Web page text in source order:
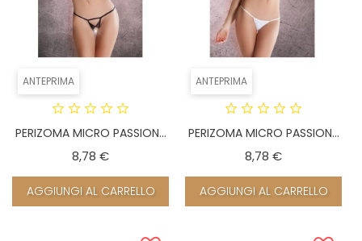
ANTEPRIMA
PERIZOMA MICRO PASSION...
8,78 €Prezzo
AGGIUNGI AL CARRELLO
ANTEPRIMA
PERIZOMA MICRO PASSION...
8,78 €Prezzo
AGGIUNGI AL CARRELLO